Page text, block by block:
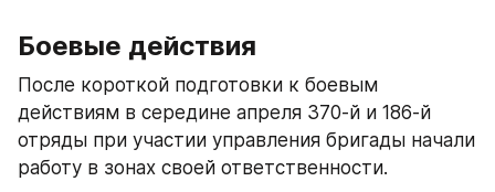
Боевые действия
После короткой подготовки к боевым
действиям в середине апреля 370-й и 186-й
отряды при участии управления бригады начали
работу в зонах своей ответственности.